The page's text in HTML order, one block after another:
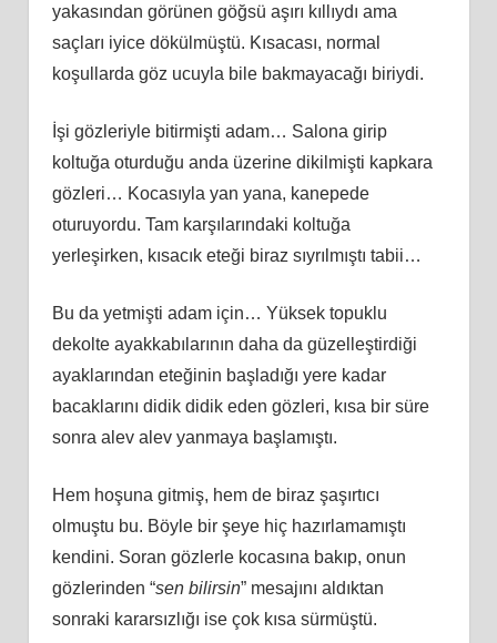
yakasından görünen göğsü aşırı kıllıydı ama
saçları iyice dökülmüştü. Kısacası, normal
koşullarda göz ucuyla bile bakmayacağı biriydi.
İşi gözleriyle bitirmişti adam… Salona girip
koltuğa oturduğu anda üzerine dikilmişti kapkara
gözleri… Kocasıyla yan yana, kanepede
oturuyordu. Tam karşılarındaki koltuğa
yerleşirken, kısacık eteği biraz sıyrılmıştı tabii…
Bu da yetmişti adam için… Yüksek topuklu
dekolte ayakkabılarının daha da güzelleştirdiği
ayaklarından eteğinin başladığı yere kadar
bacaklarını didik didik eden gözleri, kısa bir süre
sonra alev alev yanmaya başlamıştı.
Hem hoşuna gitmiş, hem de biraz şaşırtıcı
olmuştu bu. Böyle bir şeye hiç hazırlamamıştı
kendini. Soran gözlerle kocasına bakıp, onun
gözlerinden “sen bilirsin” mesajını aldıktan
sonraki kararsızlığı ise çok kısa sürmüştü.